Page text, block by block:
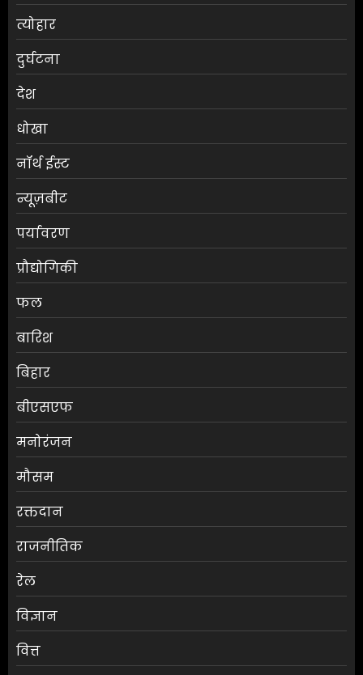
त्योहार
दुर्घटना
देश
धोखा
नॉर्थ ईस्ट
न्यूज़बीट
पर्यावरण
प्रौद्योगिकी
फल
बारिश
बिहार
बीएसएफ
मनोरंजन
मौसम
रक्तदान
राजनीतिक
रेल
विज्ञान
वित्त
एलबीएसएम कॉलेज में स्नातक